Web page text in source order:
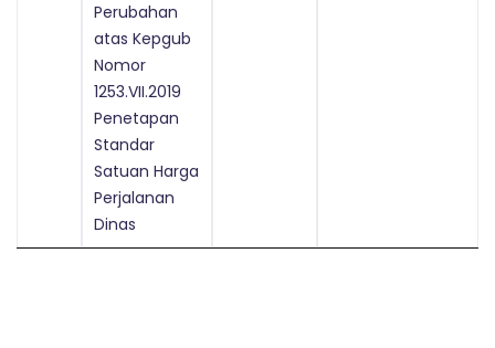
Perubahan
atas Kepgub
Nomor
1253.VII.2019
Penetapan
Standar
Satuan Harga
Perjalanan
Dinas